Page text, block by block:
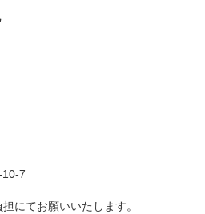
10-7
にてお願いいたします。